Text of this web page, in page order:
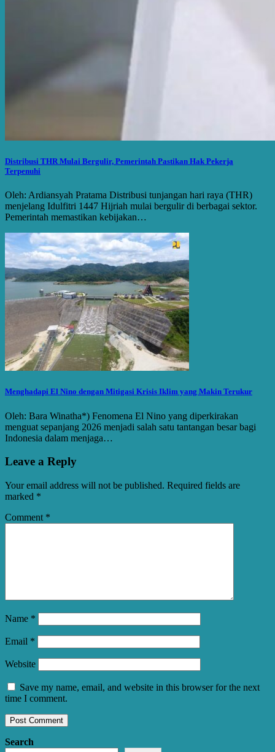
Distribusi THR Mulai Bergulir, Pemerintah Pastikan Hak Pekerja
Terpenuhi
Oleh: Ardiansyah Pratama Distribusi tunjangan hari raya (THR)
menjelang Idulfitri 1447 Hijriah mulai bergulir di berbagai sektor.
Pemerintah memastikan kebijakan…
Menghadapi El Nino dengan Mitigasi Krisis Iklim yang Makin Terukur
Oleh: Bara Winatha*) Fenomena El Nino yang diperkirakan
menguat sepanjang 2026 menjadi salah satu tantangan besar bagi
Indonesia dalam menjaga…
Leave a Reply
Your email address will not be published. Required fields are
marked *
Comment *
Name *
Email *
Website
Save my name, email, and website in this browser for the next
time I comment.
Search